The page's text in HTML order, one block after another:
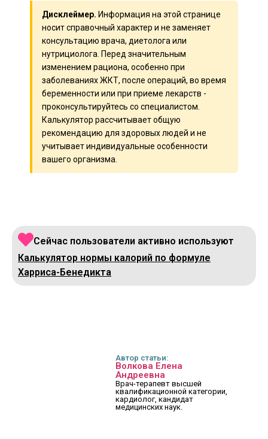
Дисклеймер. Информация на этой странице
носит справочный характер и не заменяет
консультацию врача, диетолога или
нутрициолога. Перед значительным
изменением рациона, особенно при
заболеваниях ЖКТ, после операций, во время
беременности или при приеме лекарств -
проконсультируйтесь со специалистом.
Калькулятор рассчитывает общую
рекомендацию для здоровых людей и не
учитывает индивидуальные особенности
вашего организма.
Сейчас пользователи активно используют
Калькулятор нормы калорий по формуле
Харриса-Бенедикта
Автор статьи:
Волкова Елена
Андреевна
Врач-терапевт высшей
квалификационной категории,
кардиолог, кандидат
медицинских наук.